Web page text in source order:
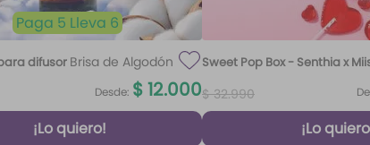
Paga 5 Lleva 6
difusor Brisa de Algodón
Desde: $12.000
¡Lo quiero!
Sweet Pop Box - Senthia x
$ 32.990
¡Lo